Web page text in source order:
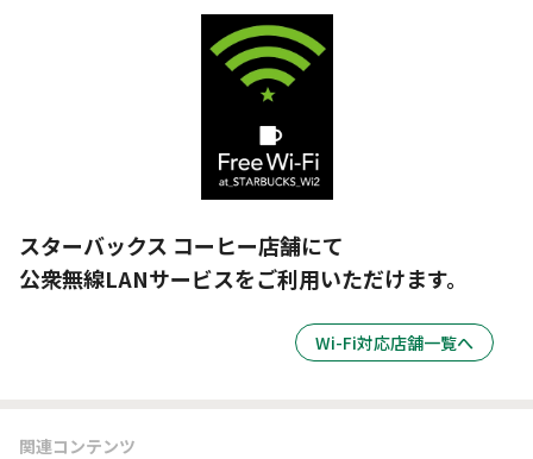
スターバックス コーヒー店舗にて
公衆無線LANサービスをご利用いただけます。
Wi-Fi対応店舗一覧へ
関連コンテンツ